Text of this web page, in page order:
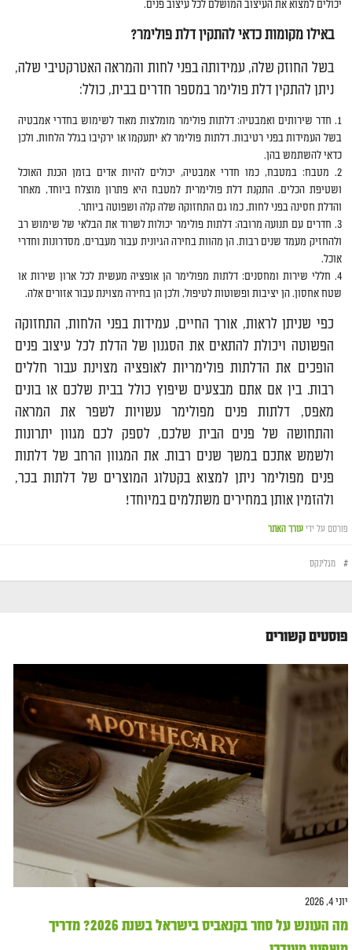
יכולים למצוא את העיצוב המושלם לכל עיצוב פנים.
באילו מקומות כדאי להתקין דלת פולימר?
בשל החוזק שלה, עמידותה בפני לחות והמראה האטרקטיבי שלה,
ניתן להתקין דלת פולימר במספר חדרים בבית, כולל:
חדר שירותים ואמבטיה: דלתות פולימר מומלצות מאוד לשימוש בחדרי אמבטיה
בשל העמידות בפני רטיבות. דלתות פולימר לא יתעקמו או ירקיבו בגלל הלחות, ולכן
כדאי להשתמש בהן.
מטבח: במטבח, כמו חדרי אמבטיה, יכולים להיות אדים בזמן הכנת האוכל
ושטיפת הכלים. התקנת דלת פולימרית למטבח היא פתרון מוצלח ביוחד, מאחר
והדלת חסינה בפני לחות, כמו גם התחזוקה שלה קלה ושפוטה ביותר.
חדרים עם תנועה מרובה: דלתות פולימר יכולות לשרוד את הבלאי של שימוש רב
ולהחזיק מעמד שנים רבות. הן מהוות בחירה הגיונית עבור מעברים, מסדרונות וחדרי
אוכל.
חללי שירות ומחסנים: דלתות מפולימר הן אופציה מעשית לכל ארון שירות או
שטח אחסון. הן יציבות ופשוטות לטיפול, ולכן הן בחירה מצוינת עבור אזורים אלה.
כפי שניתן לראות, אורך החיים, עמידות בפני הלחות, התחזוקה
הפשוטה ויכולת להתאים את הסגנון של הדלת לכל עיצוב פנים
הופכים את הדלתות פולימריות לאופציה מצוינת עבור חללים
רבות. בין אם אתם מבצעים שיפוץ כולל בבית שלכם או בונים
מאפס, דלתות פנים מפולימר עשויות לשפר את המראה
והתחושה של פנים הבית שלכם, לספק לכם מגוון יתרונות
ולשמש אתכם במשך שנים רבות. את המגוון הרחב של דלתות
פנים מפולימר ניתן למצוא בקטלוג המוצרים של דלתות בכר,
ולהזמין אותן במחירים משתלמים במיוחד!
פורסם על ידי עורך האתר
# מגלינקס
פוסטים קשורים
יוני 4, 2026
מה העונש על סחר בקנאביס בישראל בשנת 2026? מדריך